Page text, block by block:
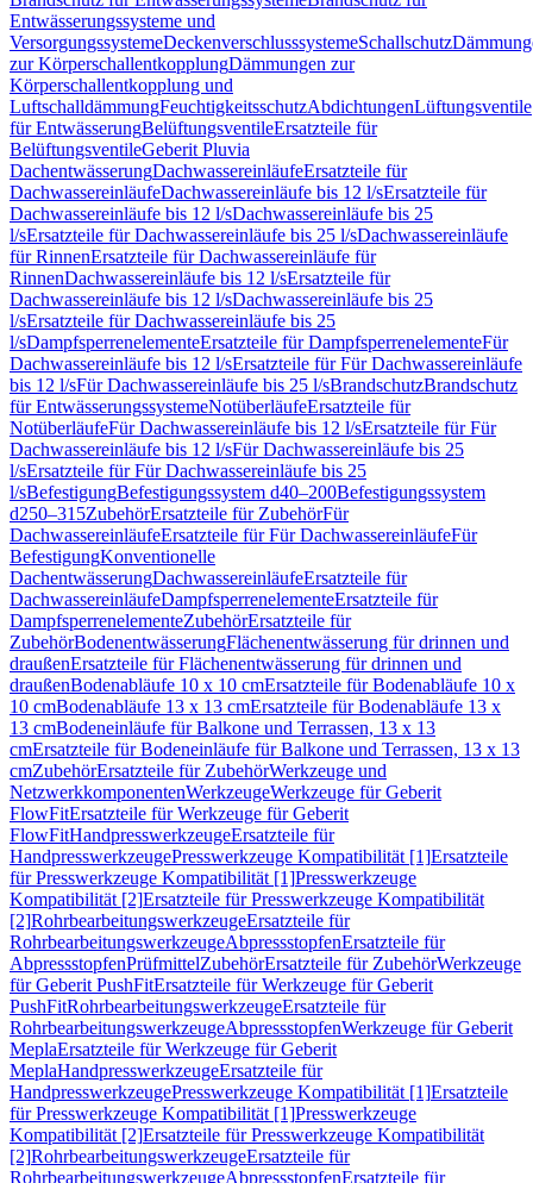
Entwässerungssysteme und
VersorgungssystemeDeckenverschlusssystemeSchallschutz
zur KörperschallentkopplungDämmungen zur
Körperschallentkopplung und
LuftschalldämmungFeuchtigkeitsschutzAbdichtungenLüftungsventile
für EntwässerungBelüftungsventileErsatzteile für
BelüftungsventileGeberit Pluvia
DachentwässerungDachwassereinläufeErsatzteile für
DachwassereinläufeDachwassereinläufe bis 12 l/sErsatzteile für
Dachwassereinläufe bis 12 l/sDachwassereinläufe bis 25
l/sErsatzteile für Dachwassereinläufe bis 25 l/sDachwassereinläufe
für RinnenErsatzteile für Dachwassereinläufe für
RinnenDachwassereinläufe bis 12 l/sErsatzteile für
Dachwassereinläufe bis 12 l/sDachwassereinläufe bis 25
l/sErsatzteile für Dachwassereinläufe bis 25
l/sDampfsperrenelementeErsatzteile für DampfsperrenelementeFür
Dachwassereinläufe bis 12 l/sErsatzteile für Für Dachwassereinläufe
bis 12 l/sFür Dachwassereinläufe bis 25 l/sBrandschutzBrandschutz
für EntwässerungssystemeNotüberläufeErsatzteile für
NotüberläufeFür Dachwassereinläufe bis 12 l/sErsatzteile für Für
Dachwassereinläufe bis 12 l/sFür Dachwassereinläufe bis 25
l/sErsatzteile für Für Dachwassereinläufe bis 25
l/sBefestigungBefestigungssystem d40–200Befestigungssystem
d250–315ZubehörErsatzteile für ZubehörFür
DachwassereinläufeErsatzteile für Für DachwassereinläufeFür
BefestigungKonventionelle
DachentwässerungDachwassereinläufeErsatzteile für
DachwassereinläufeDampfsperrenelementeErsatzteile für
DampfsperrenelementeZubehörErsatzteile für
ZubehörBodenentwässerungFlächenentwässerung für drinnen und
draußenErsatzteile für Flächenentwässerung für drinnen und
draußenBodenabläufe 10 x 10 cmErsatzteile für Bodenabläufe 10 x
10 cmBodenabläufe 13 x 13 cmErsatzteile für Bodenabläufe 13 x
13 cmBodeneinläufe für Balkone und Terrassen, 13 x 13
cmErsatzteile für Bodeneinläufe für Balkone und Terrassen, 13 x 13
cmZubehörErsatzteile für ZubehörWerkzeuge und
NetzwerkkomponentenWerkzeugeWerkzeuge für Geberit
FlowFitErsatzteile für Werkzeuge für Geberit
FlowFitHandpresswerkzeugeErsatzteile für
HandpresswerkzeugePresswerkzeuge Kompatibilität [1]Ersatzteile
für Presswerkzeuge Kompatibilität [1]Presswerkzeuge
Kompatibilität [2]Ersatzteile für Presswerkzeuge Kompatibilität
[2]RohrbearbeitungswerkzeugeErsatzteile für
RohrbearbeitungswerkzeugeAbpressstopfenErsatzteile für
AbpressstopfenPrüfmittelZubehörErsatzteile für ZubehörWerkzeuge
für Geberit PushFitErsatzteile für Werkzeuge für Geberit
PushFitRohrbearbeitungswerkzeugeErsatzteile für
RohrbearbeitungswerkzeugeAbpressstopfenWerkzeuge für Geberit
MeplaErsatzteile für Werkzeuge für Geberit
MeplaHandpresswerkzeugeErsatzteile für
HandpresswerkzeugePresswerkzeuge Kompatibilität [1]Ersatzteile
für Presswerkzeuge Kompatibilität [1]Presswerkzeuge
Kompatibilität [2]Ersatzteile für Presswerkzeuge Kompatibilität
[2]RohrbearbeitungswerkzeugeErsatzteile für
RohrbearbeitungswerkzeugeAbpressstopfenErsatzteile für